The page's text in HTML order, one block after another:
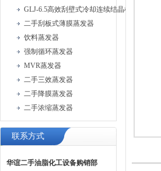
GLJ-6.5高效刮壁式冷却连续结晶机
二手刮板式薄膜蒸发器
饮料蒸发器
强制循环蒸发器
MVR蒸发器
二手三效蒸发器
二手降膜蒸发器
二手浓缩蒸发器
联系方式
华谊二手油脂化工设备购销部